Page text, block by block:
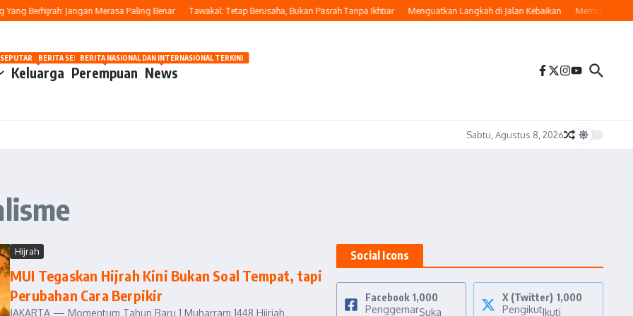
Berhijrah: Jangan Merasa Paling Benar Tawakal: Tetap Berusaha, Bukan Pasrah Tanpa Ikhtiar Menguatkan Langkah di Jalan Kebaikan Memaknai Hijrah:
Keluarga
OTOMOTIF HARI INI
Perempuan
BERITA SEPUTAR KECANTIKAN WANITA
News
BERITA NASIONAL DAN INTERNASIONAL TERKINI
Sabtu, Agustus 8, 2026
Hijrah
MUI Tegaskan Hijrah Kini Bukan Soal Tempat, tapi
Perubahan Cara Berpikir
JAKARTA — Momentum Tahun Baru 1 Muharram 1448 Hijriah
Social Icons
Facebook 1,000
PenggemarSuka
X (Twitter) 1,000
PengikutIkuti